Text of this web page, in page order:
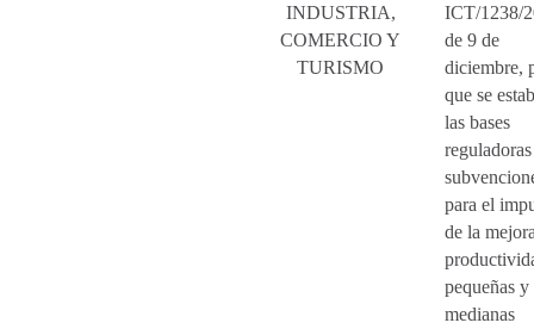
INDUSTRIA,
COMERCIO Y
TURISMO
ICT/1238/
de 9 de
diciembre,
que se
las bases
para el
de la
pequeñas y
medianas